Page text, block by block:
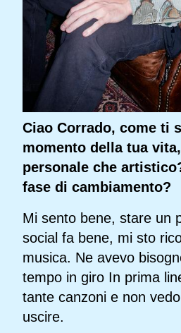
Ciao Corrado, come ti
momento della tua
personale che
fase di cambiamento?
Mi sento bene, stare un
social fa bene, mi sto
musica. Ne avevo
tempo in giro In prima
tante canzoni e non
uscire.